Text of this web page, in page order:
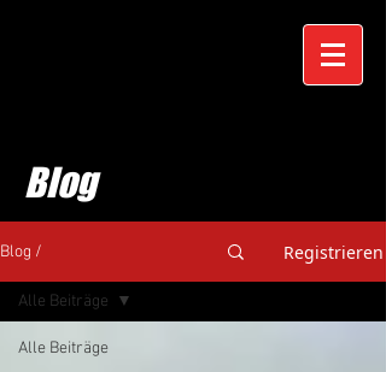
Blog
Blog / Registrieren
Alle Beiträge
Alle Beiträge